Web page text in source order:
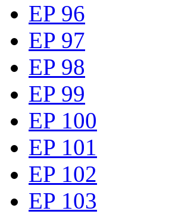
EP 96
EP 97
EP 98
EP 99
EP 100
EP 101
EP 102
EP 103